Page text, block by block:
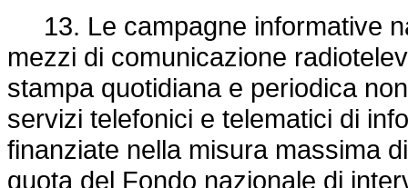
13. Le campagne informative
mezzi di comunicazione
stampa quotidiana e periodica
servizi telefonici e telematici di
finanziate nella misura massima
quota del Fondo nazionale di